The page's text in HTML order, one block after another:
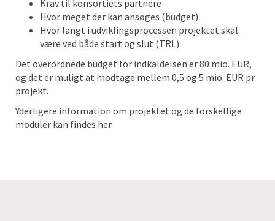
Krav til konsortiets partnere
Hvor meget der kan ansøges (budget)
Hvor langt i udviklingsprocessen projektet skal
være ved både start og slut (TRL)
Det overordnede budget for indkaldelsen er 80 mio. EUR,
og det er muligt at modtage mellem 0,5 og 5 mio. EUR pr.
projekt.
Yderligere information om projektet og de forskellige
moduler kan findes her